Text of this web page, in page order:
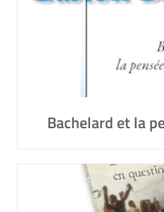
Bachelard et la